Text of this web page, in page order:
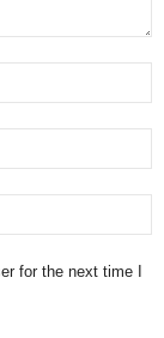
for the next time I